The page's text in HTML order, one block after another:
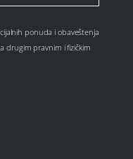
ponuda i obaveštenja
drugim pravnim i fizičkim